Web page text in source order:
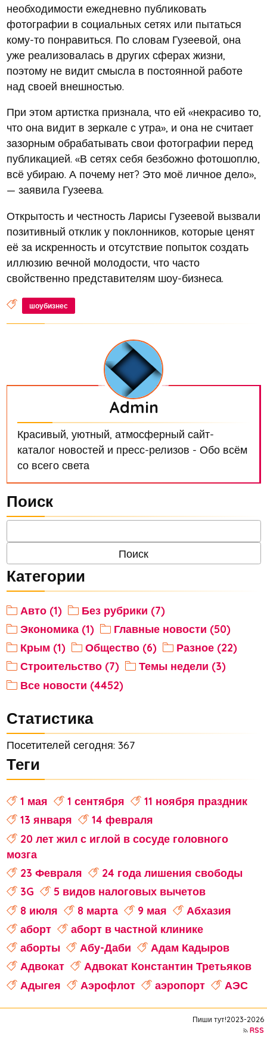
необходимости ежедневно публиковать
фотографии в социальных сетях или пытаться
кому-то понравиться. По словам Гузеевой, она
уже реализовалась в других сферах жизни,
поэтому не видит смысла в постоянной работе
над своей внешностью.
При этом артистка признала, что ей «некрасиво то,
что она видит в зеркале с утра», и она не считает
зазорным обрабатывать свои фотографии перед
публикацией. «В сетях себя безбожно фотошоплю,
всё убираю. А почему нет? Это моё личное дело»,
— заявила Гузеева.
Открытость и честность Ларисы Гузеевой вызвали
позитивный отклик у поклонников, которые ценят
её за искренность и отсутствие попыток создать
иллюзию вечной молодости, что часто
свойственно представителям шоу-бизнеса.
шоубизнес
Admin
Красивый, уютный, атмосферный сайт-
каталог новостей и пресс-релизов - Обо всём
со всего света
Поиск
Категории
Авто (1)
Без рубрики (7)
Экономика (1)
Главные новости (50)
Крым (1)
Общество (6)
Разное (22)
Строительство (7)
Темы недели (3)
Все новости (4452)
Статистика
Посетителей сегодня: 367
Теги
1 мая 1 сентября
11 ноября праздник
13 января
14 февраля
20 лет жил с иглой в сосуде головного
мозга
23 Февраля
24 года лишения свободы
3G
5 видов налоговых вычетов
8 июля
8 марта 9 мая
Абхазия
аборт
аборт в частной клинике
аборты
Абу-Даби
Адам Кадыров
Адвокат
Адвокат Константин Третьяков
Адыгея
Аэрофлот аэропорт
АЭС
Пиши тут!2023-2026
RSS